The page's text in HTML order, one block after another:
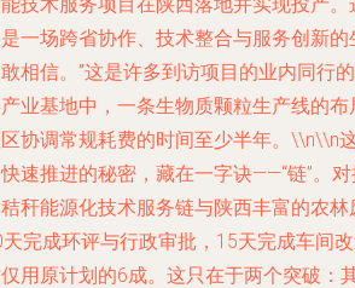
一场跨省协作、技术整合与服务创新的
相信。”这是许多到访项目的业内同行
业基地中，一条生物质颗粒生产线的
协调常规耗费的时间至少半年。\\n\\n
速推进的秘密，藏在一字诀——“链”。
秆能源化技术服务链与陕西丰富的农
完成环评与行政审批，15天完成车间
用原计划的6成。这只在于两个突破：